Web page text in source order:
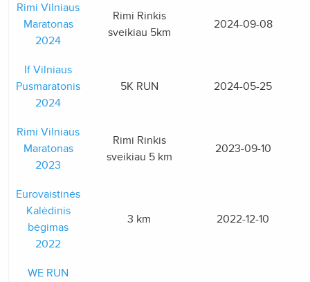
Rimi Vilniaus
Maratonas
2024
Rimi Rinkis
sveikiau 5km
2024-09-08
If Vilniaus
Pusmaratonis
2024
5K RUN 2024-05-25
Rimi Vilniaus
Maratonas
2023
Rimi Rinkis
sveikiau 5 km
2023-09-10
Eurovaistinės
Kalėdinis
bėgimas
2022
3 km 2022-12-10
WE RUN